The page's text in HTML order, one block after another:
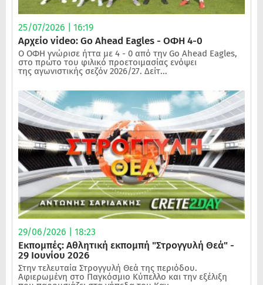
25/07/2026 | 16:19
Αρχείο video: Go Ahead Eagles - ΟΦΗ 4-0
Ο ΟΦΗ γνώρισε ήττα με 4 - 0 από την Go Ahead Eagles,
στο πρώτο του φιλικό προετοιμασίας ενόψει
της αγωνιστικής σεζόν 2026/27. Δείτ...
29/06/2026 | 18:23
Εκπομπές: Αθλητική εκπομπή "Στρογγυλή Θεά" -
29 Ιουνίου 2026
Στην τελευταία Στρογγυλή Θεά της περιόδου.
Αφιερωμένη στο Παγκόσμιο Κύπελλο και την εξέλιξη